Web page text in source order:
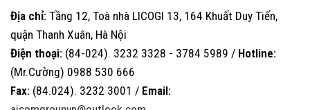
Địa chỉ: Tầng 12, Toà nhà LICOGI 13, 164 Khuất Duy Tiến,
quận Thanh Xuân, Hà Nội
Điện thoại: (84-024). 3232 3328 - 3784 5989 / Hotline:
(Mr.Cường) 0988 530 666
Fax: (84.024). 3232 3001 / Email: